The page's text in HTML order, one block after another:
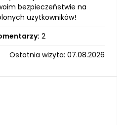
bezpieczeństwie na
użytkowników!
2
Ostatnia wizyta: 07.08.2026